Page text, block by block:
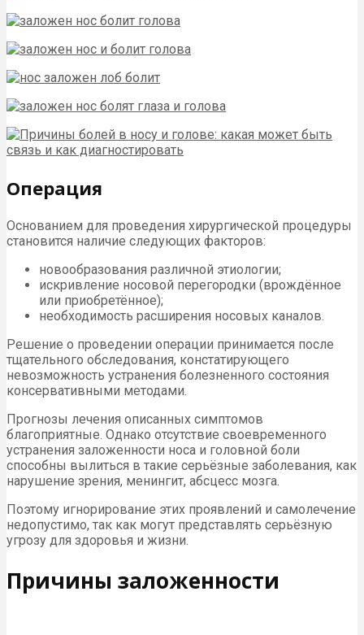
Операция
Основанием для проведения хирургической процедуры
становится наличие следующих факторов:
новообразования различной этиологии;
искривление носовой перегородки (врождённое
или приобретённое);
необходимость расширения носовых каналов.
Решение о проведении операции принимается после
тщательного обследования, констатирующего
невозможность устранения болезненного состояния
консервативными методами.
Прогнозы лечения описанных симптомов
благоприятные. Однако отсутствие своевременного
устранения заложенности носа и головной боли
способны вылиться в такие серьёзные заболевания, как
нарушение зрения, менингит, абсцесс мозга.
Поэтому игнорирование этих проявлений и самолечение
недопустимо, так как могут представлять серьёзную
угрозу для здоровья и жизни.
Причины заложенности